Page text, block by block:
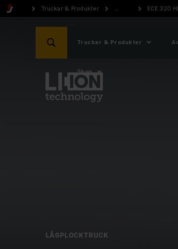
Truckar & Produkter ... ECE 320
Truckar & Produkter
Shop
LÅGPLOCKTRUCK